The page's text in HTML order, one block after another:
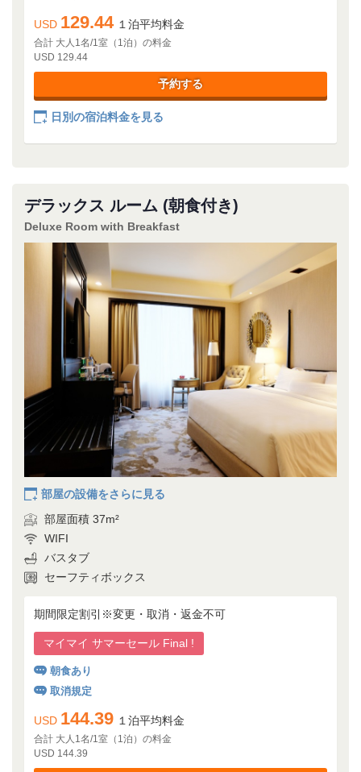
USD 129.44 １泊平均料金
合計 大人1名/1室（1泊）の料金
USD 129.44
予約する
日別の宿泊料金を見る
デラックス ルーム (朝食付き)
Deluxe Room with Breakfast
部屋の設備をさらに見る
部屋面積 37m²
WIFI
バスタブ
セーフティボックス
期間限定割引※変更・取消・返金不可
マイマイ サマーセール Final !
朝食あり
取消規定
USD 144.39 １泊平均料金
合計 大人1名/1室（1泊）の料金
USD 144.39